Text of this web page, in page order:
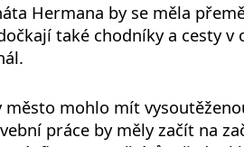
Hermana by se měla
také chodníky a cesty v
město mohlo mít
práce by měly začít na